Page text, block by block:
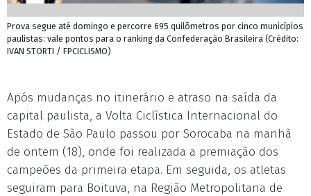
Prova segue até domingo e percorre 695 quilômetros por cinco municípios
paulistas: vale pontos para o ranking da Confederação Brasileira (Crédito:
IVAN STORTI / FPCICLISMO)
Após mudanças no itinerário e atraso na saída da
capital paulista, a Volta Ciclística Internacional do
Estado de São Paulo passou por Sorocaba na manhã
de ontem (18), onde foi realizada a premiação dos
campeões da primeira etapa. Em seguida, os atletas
seguiram para Boituva, na Região Metropolitana de